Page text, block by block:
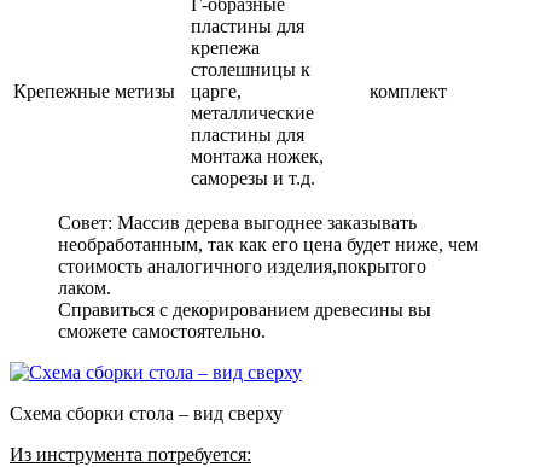
Крепежные метизы
Г-образные
пластины для
крепежа
столешницы к
царге,
металлические
пластины для
монтажа ножек,
саморезы и т.д.
комплект
Совет: Массив дерева выгоднее заказывать
необработанным, так как его цена будет ниже, чем
стоимость аналогичного изделия,покрытого
лаком.
Справиться с декорированием древесины вы
сможете самостоятельно.
Схема сборки стола – вид сверху
Из инструмента потребуется: